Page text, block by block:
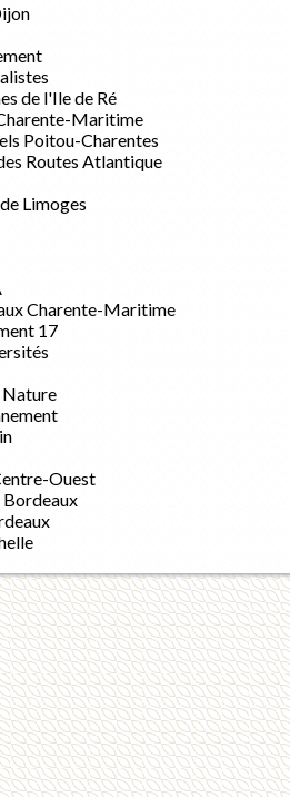
de l'Ile de Ré
Maritime
Poitou-Charentes
Routes Atlantique
Limoges
Charente-Maritime
17
Nature
Ouest
Bordeaux